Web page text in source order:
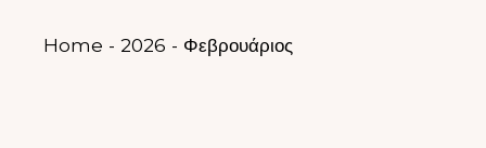
Home 2026 Φεβρουάριος